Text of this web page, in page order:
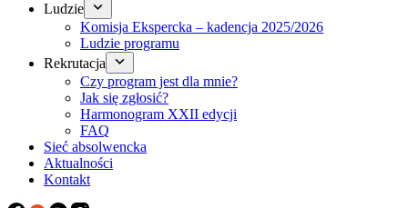
Ludzie
Komisja Ekspercka – kadencja 2025/2026
Ludzie programu
Rekrutacja
Czy program jest dla mnie?
Jak się zgłosić?
Harmonogram XXII edycji
FAQ
Sieć absolwencka
Aktualności
Kontakt